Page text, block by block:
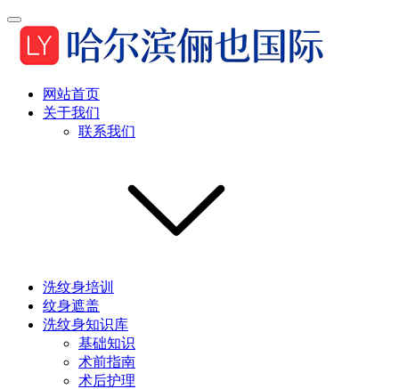
网站首页
关于我们
联系我们
洗纹身培训
纹身遮盖
洗纹身知识库
基础知识
术前指南
术后护理